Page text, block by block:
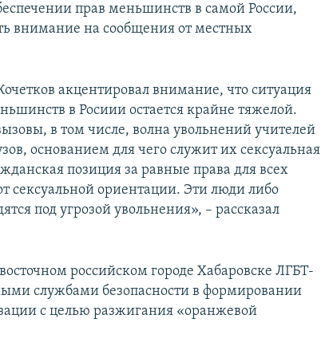
прав меньшинств в самой России,
внимание на сообщения от местных
акцентировал внимание, что ситуация
в Росиии остается крайне тяжелой.
в том числе, волна увольнений учителей
основанием для чего служит их сексуальная
позиция за равные права для всех
сексуальной ориентации. Эти люди либо
под угрозой увольнения», – рассказал
российском городе Хабаровске ЛГБТ-
службами безопасности в формировании
с целью разжигания «оранжевой